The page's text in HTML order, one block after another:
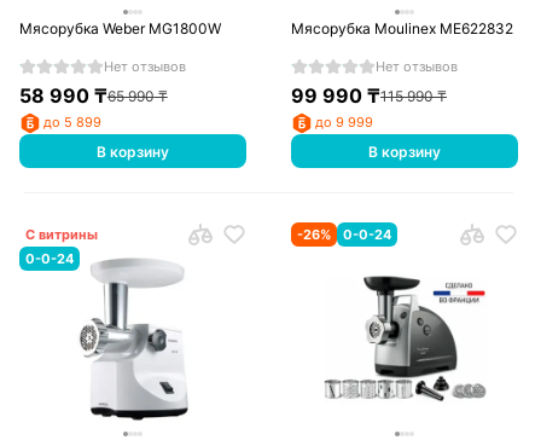
Мясорубка Weber MG1800W
Нет отзывов
58 990₸65 990₸
до 5 899
В корзину
Мясорубка Moulinex ME622832
Нет отзывов
99 990 ₸115 990₸
до 9 999
В корзину
С витрины
0-0-24
-26% 0-0-24